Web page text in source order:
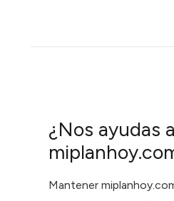
¿Nos ayudas
Mantener